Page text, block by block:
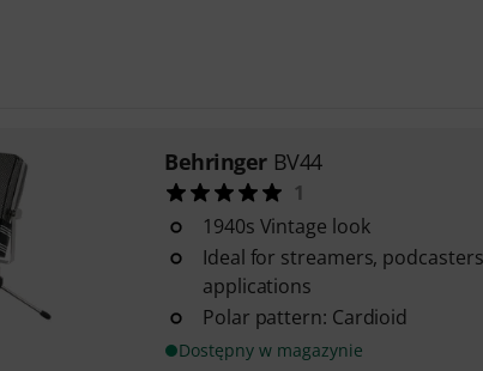
Behringer BV44
1
1940s Vintage look
Ideal for streamers,
applications
Polar pattern: Cardioid
Dostępny w magazynie